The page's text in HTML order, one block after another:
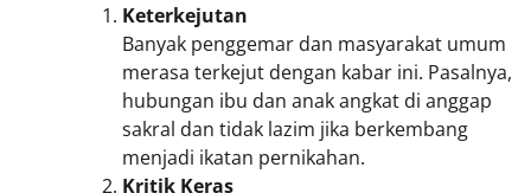
Keterkejutan
Banyak penggemar dan masyarakat umum
merasa terkejut dengan kabar ini. Pasalnya,
hubungan ibu dan anak angkat di anggap
sakral dan tidak lazim jika berkembang
menjadi ikatan pernikahan.
Kritik Keras